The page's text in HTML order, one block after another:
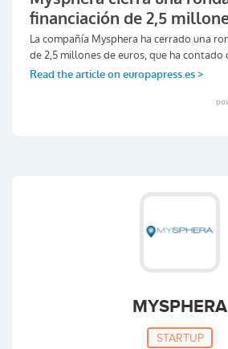
MYSPHERA
STARTUP